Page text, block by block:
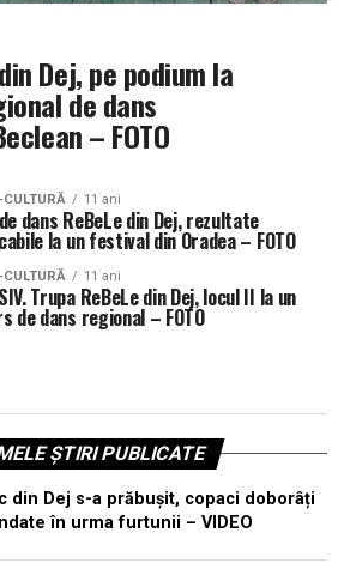
Dej, pe podium la
de dans
– FOTO
CULTURĂ 11 ani
dans ReBeLe din Dej, rezultate
la un festival din Oradea – FOTO
CULTURĂ 11 ani
Trupa ReBeLe din Dej, locul II la un
de dans regional – FOTO
ȘTIRI PUBLICATE
din Dej s-a prăbușit, copaci doborâți
în urma furtunii – VIDEO